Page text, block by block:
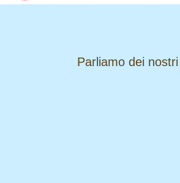
​​​​​​​Parliamo dei